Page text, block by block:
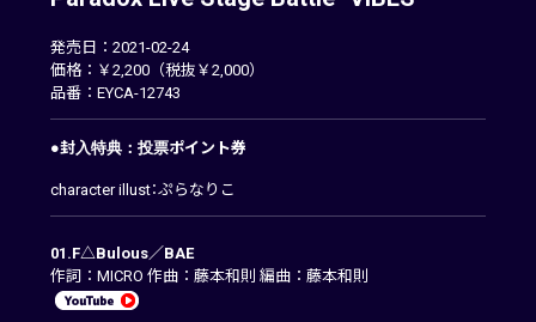
発売日：2021-02-24
価格：￥2,200（税抜￥2,000）
品番：EYCA-12743
●封入特典：投票ポイント券
character illust：ぷらなりこ
01.F△Bulous／BAE
作詞：MICRO 作曲：藤本和則 編曲：藤本和則